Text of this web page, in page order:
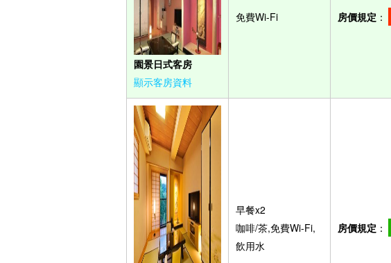
園景日式客房
顯示客房資料
免費Wi-Fi 房價規定 ：
早餐x2
咖啡/茶,免費Wi-Fi,
飲用水
房價規定 ：